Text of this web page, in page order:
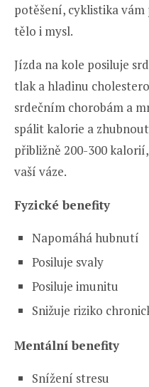
potěšení, cyklistika
tělo i mysl.
Jízda na kole posiluje
tlak a hladinu
srdečním chorobám a
spálit kalorie a
přibližně 200-300
vaší váze.
Fyzické benefity
Napomáhá hubnutí
Posiluje svaly
Posiluje imunitu
Snižuje riziko
Mentální benefity
Snížení stresu